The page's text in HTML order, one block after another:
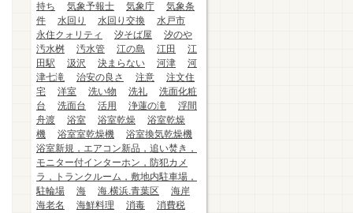
持ち
気象予報士 気象庁
気象条
件
水回り 水回り交換
水戸市
永住クォリティ
汐そば屋
汐のや
汚水桝
汚水管 江の島 江田
江
田駅
汲沢 決まらない 河津
河
津七滝
治安の良さ 注意
注文住
宅
洋室 洗い物 洗礼
洗面化粧
台
洗面台 活用 浄蓮の滝
浮間
舟渡
浴室 浴室乾燥
浴室乾燥
機
浴室室乾燥機
浴室換気乾燥機
浴室新規，エアコン新品，追い焚き，
モニター付インターホン，防犯カメ
ラ，トランクルーム，敷地内駐車場，
駐輪場
海 海.横浜.青葉区
海岸
海老名
海鮮料理 消毒
消費税